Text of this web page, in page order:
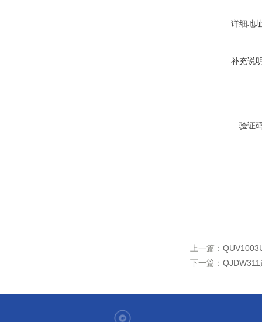
详细地
补充说
验证
上一篇：
下一篇：